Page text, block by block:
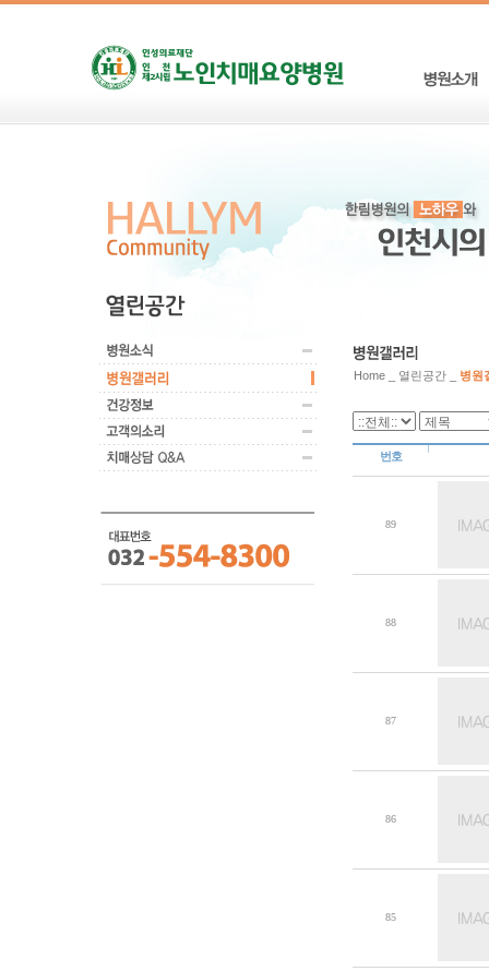
Home _ 열린공간 _ 병원
번호
89
88
87
86
85